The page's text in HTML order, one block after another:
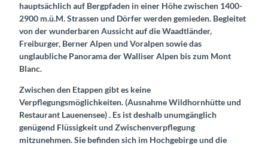
hauptsächlich auf Bergpfaden in einer Höhe zwischen 1400-
2900 m.ü.M. Strassen und Dörfer werden gemieden. Begleitet
von der wunderbaren Aussicht auf die Waadtländer,
Freiburger, Berner Alpen und Voralpen sowie das
unglaubliche Panorama der Walliser Alpen bis zum Mont
Blanc.
Zwischen den Etappen gibt es keine
Verpflegungsmöglichkeiten. (Ausnahme Wildhornhütte und
Restaurant Lauenensee) . Es ist deshalb unumgänglich
genügend Flüssigkeit und Zwischenverpflegung
mitzunehmen. Sie befinden sich im Hochgebirge und die